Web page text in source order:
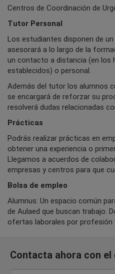
Centros de Coordinación de
Tutor Personal
Los estudiantes disponen de
asesorará a lo largo de la
un contacto a distancia (en los
establecidos) o personal.
Además del tutor los alumnos
se encargará de reforzar su
resolverá dudas relacionadas
Prácticas
Podrás realizar prácticas en
obtener una experiencia o
Llegamos a acuerdos de
empresas y centros para que
Bolsa de empleo
Alumnus: Un espacio común
de Aulaed que buscan trabajo.
ofertas laborales por profesión
Contacta ahora con el